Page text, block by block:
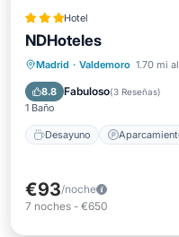
Hotel
NDHoteles
Madrid · Valdemoro 1.70 mi
8.8 Fabuloso(3 Reseñas)
1 Baño
Desayuno
Desayuno
Aire
€93/noche
7 noches - €650